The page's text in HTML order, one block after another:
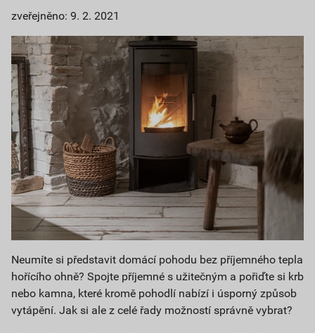
zveřejněno: 9. 2. 2021
Neumíte si představit domácí pohodu bez příjemného tepla
hořícího ohně? Spojte příjemné s užitečným a pořiďte si krb
nebo kamna, které kromě pohodlí nabízí i úsporný způsob
vytápění. Jak si ale z celé řady možností správně vybrat?